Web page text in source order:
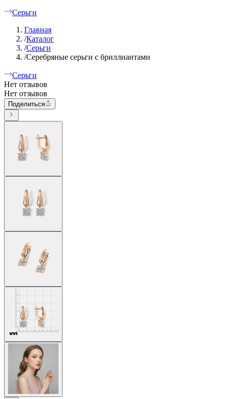
Серьги
Главная
/Каталог
/Серьги
/Серебряные серьги с бриллиантами
Серьги
Нет отзывов
Нет отзывов
Поделиться